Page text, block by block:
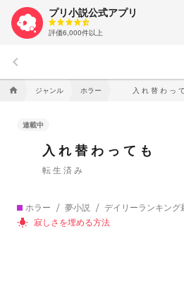
プリ小説公式アプリ
評価6,000件以上
keyboard_arrow_left
home ジャンル ホラー 入 れ 替 わ っ
連載中
入 れ 替 わ っ て も
転 生 済 み
ホラー 夢小説 デイリーランキング
wb_incandescent 寂しさを埋める方法